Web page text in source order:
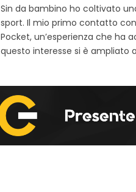
Sin da bambino ho coltivato
sport. Il mio primo contatto
Pocket, un’esperienza che ha
questo interesse si è ampliato